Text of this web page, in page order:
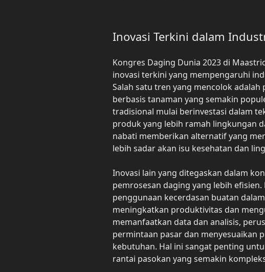
Inovasi Terkini dalam
Kongres Daging Dunia 2023 di
inovasi terkini yang mempengaruhi
Salah satu tren yang mencolok
berbasis tanaman yang semakin
tradisional mulai berinvestasi dalam
produk yang lebih ramah lingkungan
nabati memberikan alternatif yang
lebih sadar akan isu kesehatan dan
Inovasi lain yang ditegaskan dalam
pemrosesan daging yang lebih
penggunaan kecerdasan buatan
meningkatkan produktivitas dan
memanfaatkan data dan analisis,
permintaan pasar dan menyesuaikan
kebutuhan. Hal ini sangat penting
rantai pasokan yang semakin